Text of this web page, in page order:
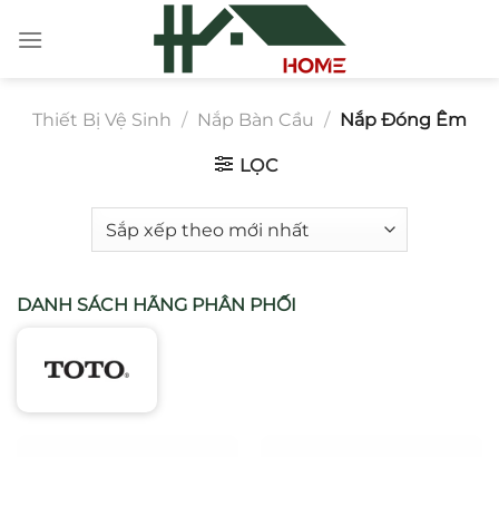
đến
Thiết Bị Vệ Sinh / Nắp Bàn Cầu / Nắp Đóng Êm
LỌC
DANH SÁCH HÃNG PHÂN PHỐI